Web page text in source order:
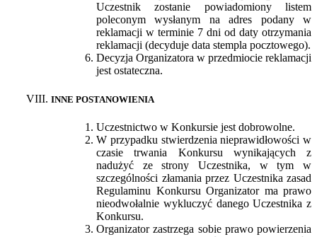
Uczestnik zostanie powiadomiony listem
poleconym wysłanym na adres podany w
reklamacji w terminie 7 dni od daty otrzymania
reklamacji (decyduje data stempla pocztowego).
Decyzja Organizatora w przedmiocie reklamacji
jest ostateczna.
INNE POSTANOWIENIA
Uczestnictwo w Konkursie jest dobrowolne.
W przypadku stwierdzenia nieprawidłowości w
czasie trwania Konkursu wynikających z
nadużyć ze strony Uczestnika, w tym w
szczególności złamania przez Uczestnika zasad
Regulaminu Konkursu Organizator ma prawo
nieodwołalnie wykluczyć danego Uczestnika z
Konkursu.
Organizator zastrzega sobie prawo powierzenia